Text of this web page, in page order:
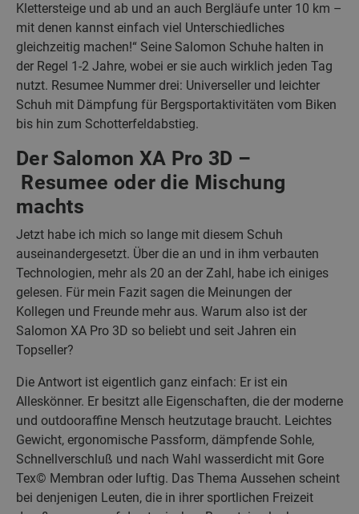
Klettersteige und ab und an auch Bergläufe unter 10 km –
mit denen kannst einfach viel Unterschiedliches
gleichzeitig machen!“ Seine Salomon Schuhe halten in
der Regel 1-2 Jahre, wobei er sie auch wirklich jeden Tag
nutzt. Resumee Nummer drei: Universeller und leichter
Schuh mit Dämpfung für Bergsportaktivitäten vom Biken
bis hin zum Schotterfeldabstieg.
Der Salomon XA Pro 3D –
Resumee oder die Mischung
machts
Jetzt habe ich mich so lange mit diesem Schuh
auseinandergesetzt. Über die an und in ihm verbauten
Technologien, mehr als 20 an der Zahl, habe ich einiges
gelesen. Für mein Fazit sagen die Meinungen der
Kollegen und Freunde mehr aus. Warum also ist der
Salomon XA Pro 3D so beliebt und seit Jahren ein
Topseller?
Die Antwort ist eigentlich ganz einfach: Er ist ein
Alleskönner. Er besitzt alle Eigenschaften, die der moderne
und outdooraffine Mensch heutzutage braucht. Leichtes
Gewicht, ergonomische Passform, dämpfende Sohle,
Schnellverschluß und nach Wahl wasserdicht mit Gore
Tex© Membran oder luftig. Das Thema Aussehen scheint
bei denjenigen Leuten, die in ihrer sportlichen Freizeit